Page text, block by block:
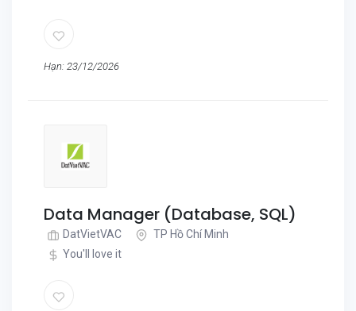
Hạn: 23/12/2026
Data Manager (Database, SQL)
DatVietVAC
TP Hồ Chí Minh
You'll love it